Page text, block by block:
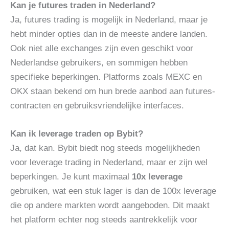
Kan je futures traden in Nederland?
Ja, futures trading is mogelijk in Nederland, maar je
hebt minder opties dan in de meeste andere landen.
Ook niet alle exchanges zijn even geschikt voor
Nederlandse gebruikers, en sommigen hebben
specifieke beperkingen. Platforms zoals MEXC en
OKX staan bekend om hun brede aanbod aan futures-
contracten en gebruiksvriendelijke interfaces.
Kan ik leverage traden op Bybit?
Ja, dat kan. Bybit biedt nog steeds mogelijkheden
voor leverage trading in Nederland, maar er zijn wel
beperkingen. Je kunt maximaal 10x leverage
gebruiken, wat een stuk lager is dan de 100x leverage
die op andere markten wordt aangeboden. Dit maakt
het platform echter nog steeds aantrekkelijk voor